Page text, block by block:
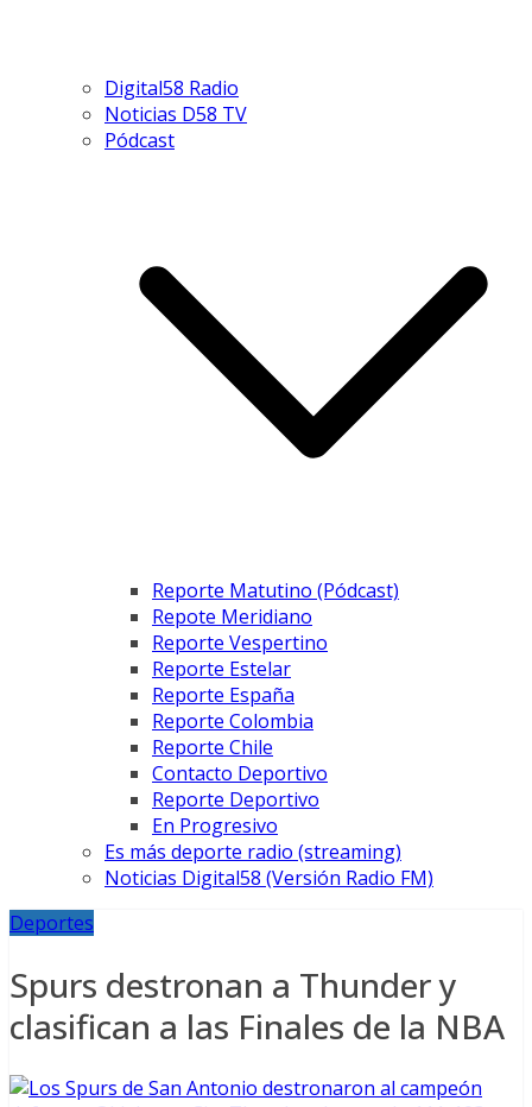
Digital58 Radio
Noticias D58 TV
Pódcast
Reporte Matutino (Pódcast)
Repote Meridiano
Reporte Vespertino
Reporte Estelar
Reporte España
Reporte Colombia
Reporte Chile
Contacto Deportivo
Reporte Deportivo
En Progresivo
Es más deporte radio (streaming)
Noticias Digital58 (Versión Radio FM)
Deportes
Spurs destronan a Thunder y
clasifican a las Finales de la NBA